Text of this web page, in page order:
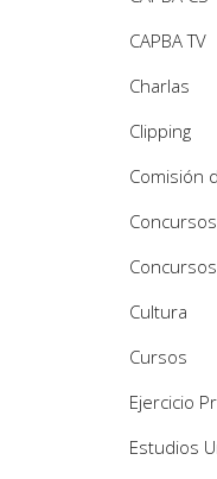
CAPBA TV
Charlas
Clipping
Comisión
Concursos
Cultura
Cursos
Ejercicio
Estudios